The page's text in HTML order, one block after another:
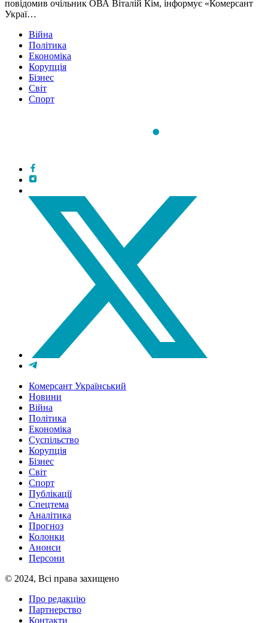
повідомив очільник ОВА Віталій Кім, інформує «Комерсант
Украї…
Війна
Політика
Економіка
Корупція
Бізнес
Світ
Спорт
Комерсант Український
Новини
Війна
Політика
Економіка
Суспільство
Корупція
Бізнес
Світ
Спорт
Публікації
Спецтема
Аналітика
Прогноз
Колонки
Анонси
Персони
© 2024, Всі права захищено
Про редакцію
Партнерство
Контакти